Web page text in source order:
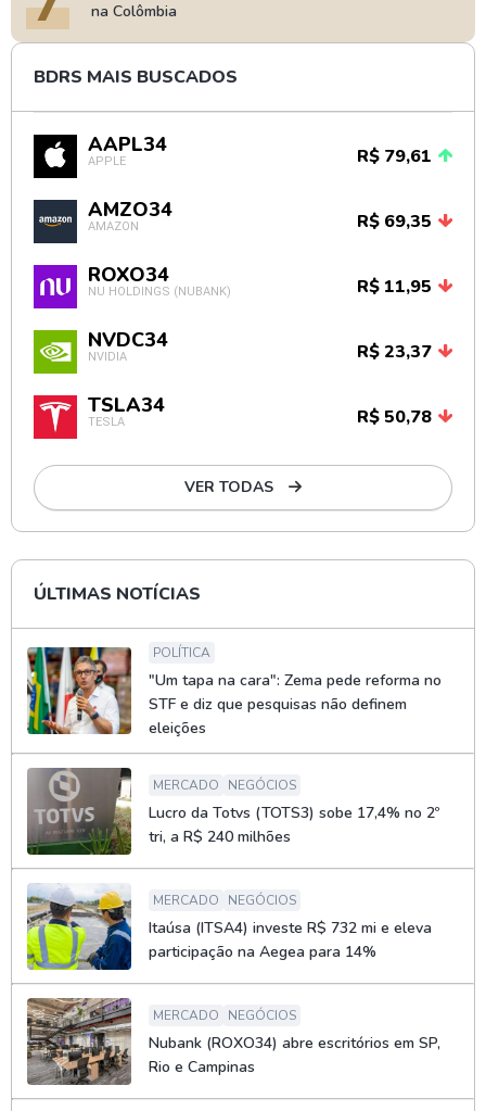
na Colômbia
BDRS MAIS BUSCADOS
AAPL34
APPLE R$ 79,61
AMZO34
AMAZON R$ 69,35
ROXO34
NU HOLDINGS (NUBANK) R$ 11,95
NVDC34
NVIDIA R$ 23,37
TSLA34
TESLA R$ 50,78
VER TODAS
ÚLTIMAS NOTÍCIAS
POLÍTICA
"Um tapa na cara": Zema pede reforma no
STF e diz que pesquisas não definem
eleições
MERCADO NEGÓCIOS
Lucro da Totvs (TOTS3) sobe 17,4% no 2º
tri, a R$ 240 milhões
MERCADO NEGÓCIOS
Itaúsa (ITSA4) investe R$ 732 mi e eleva
participação na Aegea para 14%
MERCADO NEGÓCIOS
Nubank (ROXO34) abre escritórios em SP,
Rio e Campinas